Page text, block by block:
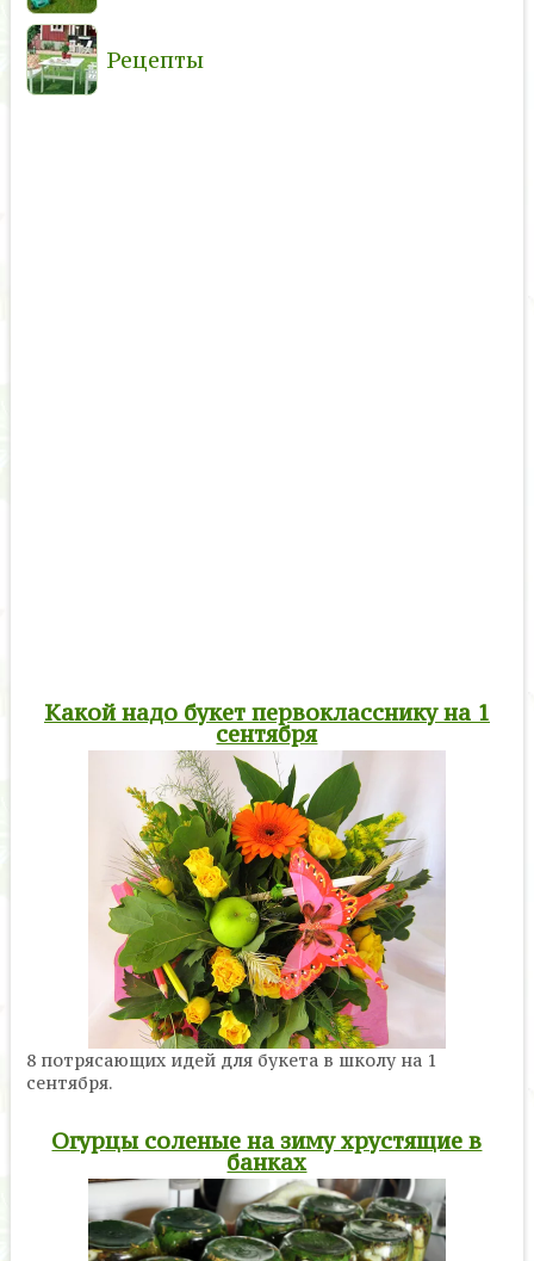
Рецепты
Какой надо букет первокласснику на 1
сентября
8 потрясающих идей для букета в школу на 1
сентября.
Огурцы соленые на зиму хрустящие в
банках